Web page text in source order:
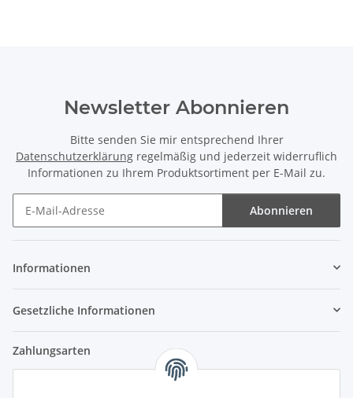
Newsletter Abonnieren
Bitte senden Sie mir entsprechend Ihrer
Datenschutzerklärung regelmäßig und jederzeit widerruflich
Informationen zu Ihrem Produktsortiment per E-Mail zu.
Abonnieren
Informationen
Gesetzliche Informationen
Zahlungsarten